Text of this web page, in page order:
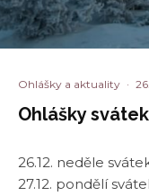
Ohlášky a aktuality ·
Ohlášky
26.12. neděle
27.12. pondělí